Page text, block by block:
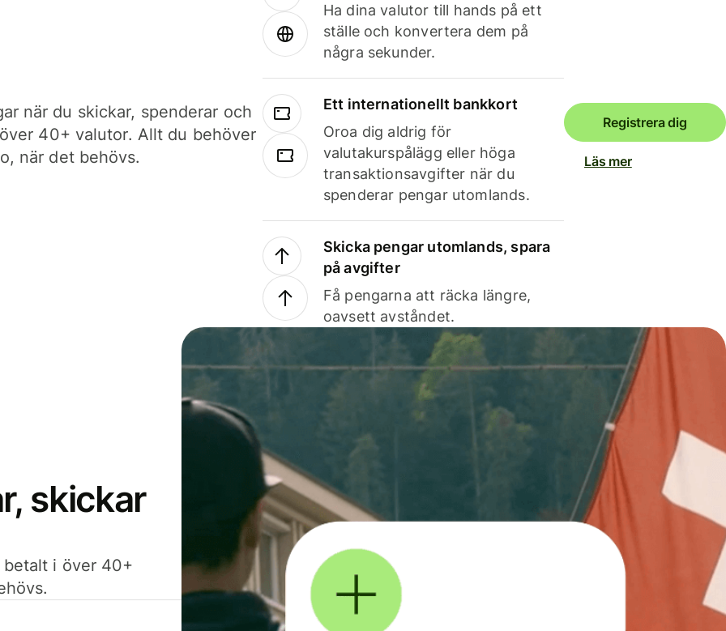
när du skickar, spenderar och
40+ valutor. Allt du behöver
när det behövs.
Ha dina valutor till hands på ett
ställe och konvertera dem på
några sekunder.
Ett internationellt bankkort
Oroa dig aldrig för
valutakurspålägg eller höga
transaktionsavgifter när du
spenderar pengar utomlands.
Skicka pengar utomlands, spara
på avgifter
Få pengarna att räcka längre,
oavsett avståndet.
Registrera dig
Läs mer
skickar
betalt i över 40+